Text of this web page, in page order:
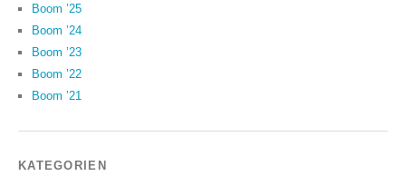
Boom ’25
Boom ’24
Boom ’23
Boom ’22
Boom ’21
KATEGORIEN